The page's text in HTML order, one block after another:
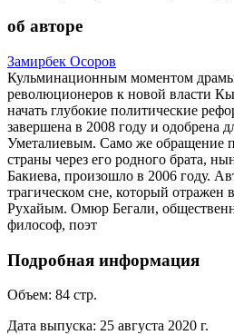
об авторе
Замирбек Осоров
Кульминационным моментом драмы
революционеров к новой власти
начать глубокие политические
завершена в 2008 году и одобрена
Уметалиевым. Само же обращение
страны через его родного брата,
Бакиева, произошло в 2006 году.
трагическом сне, который отражен
Рухайым. Омюр Бегали,
философ, поэт
Подробная информация
Объем: 84 стр.
Дата выпуска: 25 августа 2020 г.